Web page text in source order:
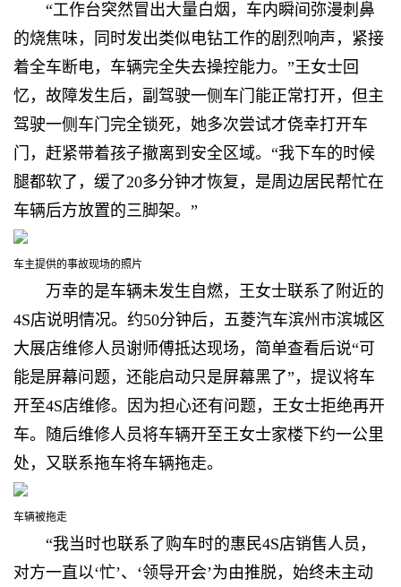
“工作台突然冒出大量白烟，车内瞬间弥漫刺鼻
的烧焦味，同时发出类似电钻工作的剧烈响声，紧接
着全车断电，车辆完全失去操控能力。”王女士回
忆，故障发生后，副驾驶一侧车门能正常打开，但主
驾驶一侧车门完全锁死，她多次尝试才侥幸打开车
门，赶紧带着孩子撤离到安全区域。“我下车的时候
腿都软了，缓了20多分钟才恢复，是周边居民帮忙在
车辆后方放置的三脚架。”
车主提供的事故现场的照片
万幸的是车辆未发生自燃，王女士联系了附近的
4S店说明情况。约50分钟后，五菱汽车滨州市滨城区
大展店维修人员谢师傅抵达现场，简单查看后说“可
能是屏幕问题，还能启动只是屏幕黑了”，提议将车
开至4S店维修。因为担心还有问题，王女士拒绝再开
车。随后维修人员将车辆开至王女士家楼下约一公里
处，又联系拖车将车辆拖走。
车辆被拖走
“我当时也联系了购车时的惠民4S店销售人员，
对方一直以‘忙’、‘领导开会’为由推脱，始终未主动